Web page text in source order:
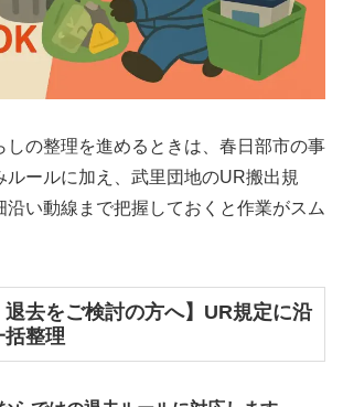
しの整理を進めるときは、春日部市の事
ルールに加え、武里団地のUR搬出規
沿い動線まで把握しておくと作業がスム
退去をご検討の方へ】UR規定に沿
括整理